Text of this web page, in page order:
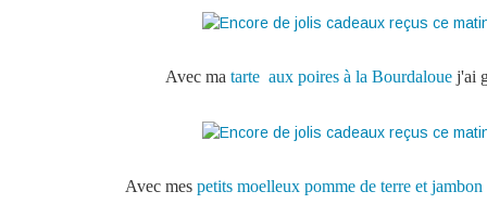
Avec ma tarte aux poires à la Bourdaloue j'ai
Avec mes petits moelleux pomme de terre et jambon